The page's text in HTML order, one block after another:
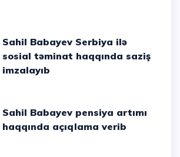
Sahil Babayev Serbiya ilə
sosial təminat haqqında saziş
imzalayıb
Sahil Babayev pensiya artımı
haqqında açıqlama verib